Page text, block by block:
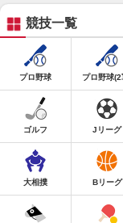
競技一覧
プロ野球 プロ野球(2
ゴルフ Jリーグ
大相撲 Bリーグ